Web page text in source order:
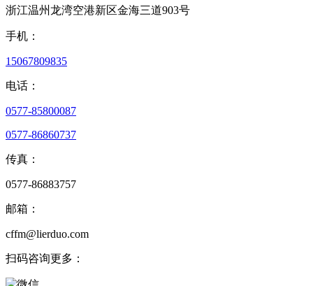
浙江温州龙湾空港新区金海三道903号
手机：
15067809835
电话：
0577-85800087
0577-86860737
传真：
0577-86883757
邮箱：
cffm@lierduo.com
扫码咨询更多：